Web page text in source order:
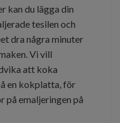
kan du lägga din
tesilen och
dra några minuter
Vi vill
att koka
en kokplatta, för
på emaljeringen på